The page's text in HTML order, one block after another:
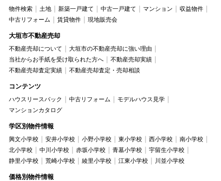
物件検索 土地 新築一戸建て 中古一戸建て マンション
収益物件
中古リフォーム
賃貸物件 現地販売会
大垣市不動産売却
不動産売却について
大垣市の不動産売却に強い理由
当社からお手紙を受け取られた方へ
不動産売却実績
不動産売却査定実績
不動産売却査定・売却相談
コンテンツ
ハウスリースバック 中古リフォーム
モデルハウス見学
マンションカタログ
学区別物件情報
興文小学校 安井小学校 小野小学校 東小学校 西小学校
南小学校
北小学校
中川小学校 赤坂小学校 青墓小学校
宇留生小学校
静里小学校
荒崎小学校 綾里小学校 江東小学校 川並小学校
価格別物件情報